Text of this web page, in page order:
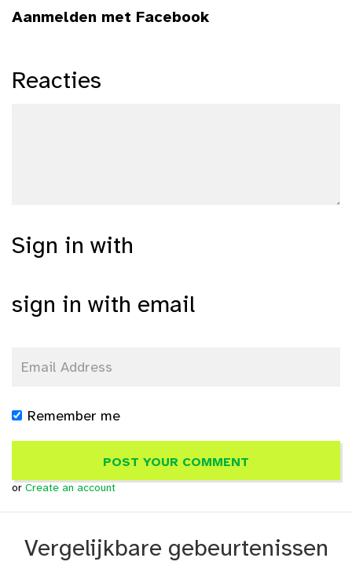
Aanmelden met Facebook
Reacties
Sign in with
sign in with email
Remember me
or Create an account
Vergelijkbare gebeurtenissen